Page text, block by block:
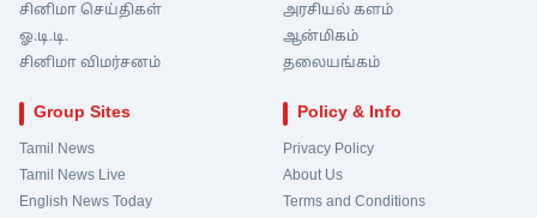
சினிமா செய்திகள்
ஓ.டி.டி.
சினிமா விமர்சனம்
அரசியல் களம்
ஆன்மிகம்
தலையங்கம்
Group Sites
Tamil News
Tamil News Live
English News Today
Policy & Info
Privacy Policy
About Us
Terms and Conditions